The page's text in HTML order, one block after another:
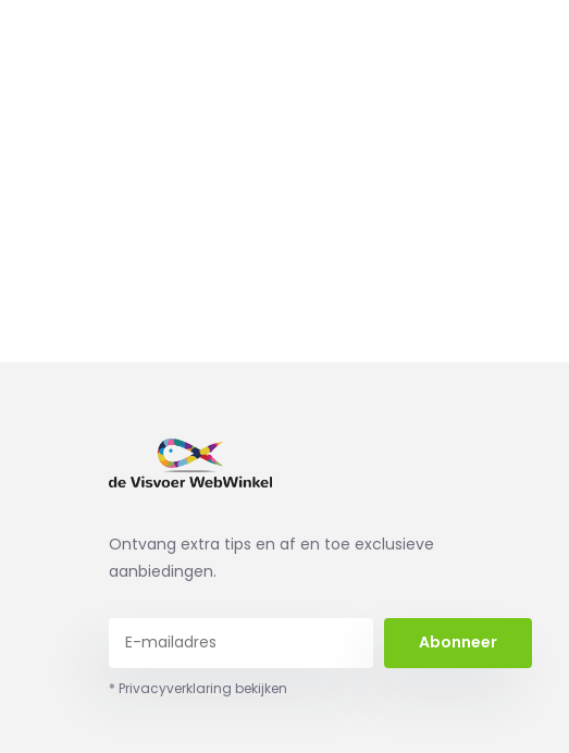
Ontvang extra tips en af en toe exclusieve
aanbiedingen.
Abonneer
* Privacyverklaring bekijken